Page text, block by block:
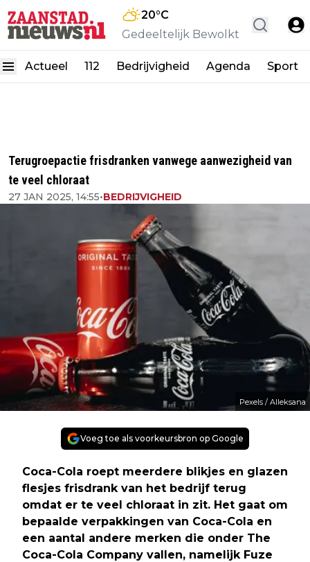
20°C
Gedeeltelijk Bewolkt
Actueel 112 Bedrijvigheid Agenda Sport
Terugroepactie frisdranken vanwege aanwezigheid van
te veel chloraat
27 JAN 2025, 14:55•BEDRIJVIGHEID
Pexels / Alleksana
Voeg toe als voorkeursbron op Google
Coca-Cola roept meerdere blikjes en glazen
flesjes frisdrank van het bedrijf terug
omdat er te veel chloraat in zit. Het gaat om
bepaalde verpakkingen van Coca-Cola en
een aantal andere merken die onder The
Coca-Cola Company vallen, namelijk Fuze